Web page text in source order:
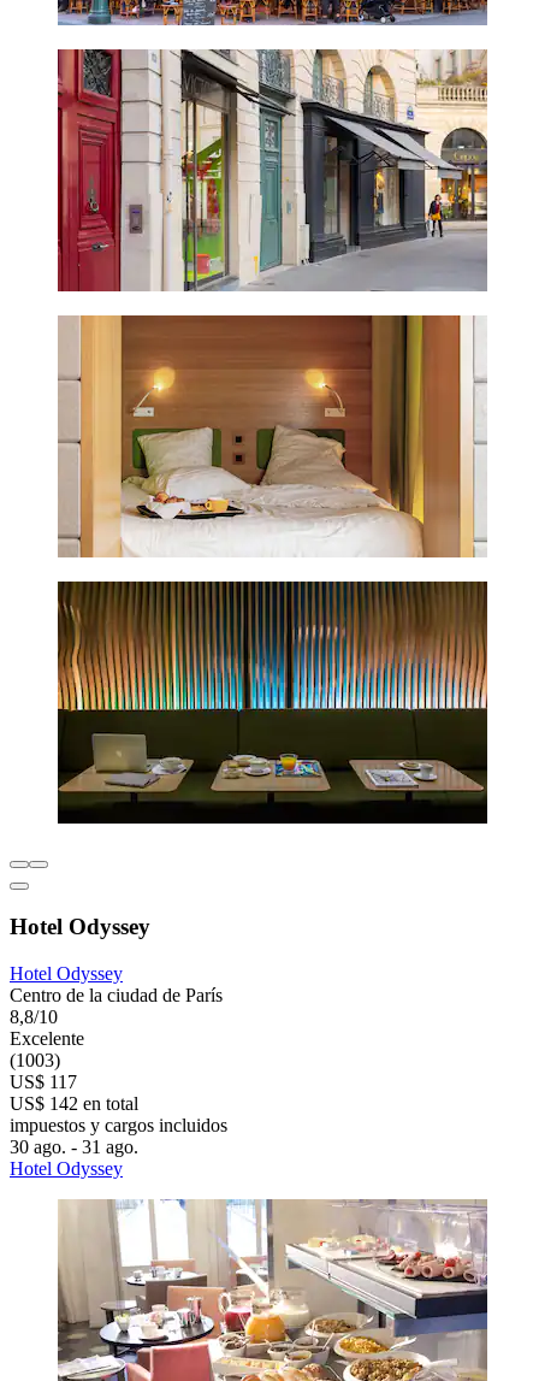
Hotel Odyssey
Hotel Odyssey
Centro de la ciudad de París
8,8/10
Excelente
(1003)
US$ 117
US$ 142 en total
impuestos y cargos incluidos
30 ago. - 31 ago.
Hotel Odyssey